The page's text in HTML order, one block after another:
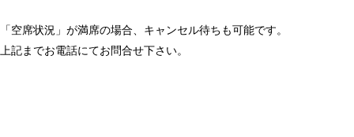
「空席状況」が満席の場合、キャンセル待ちも可能です。
上記までお電話にてお問合せ下さい。